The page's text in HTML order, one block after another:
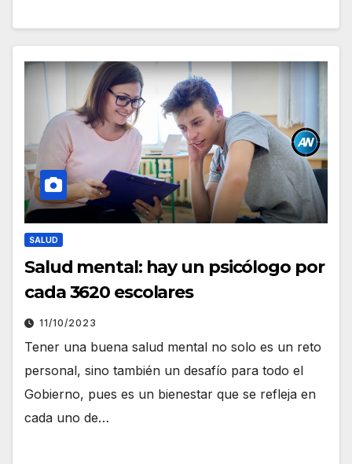
SALUD
Salud mental: hay un psicólogo por
cada 3620 escolares
11/10/2023
Tener una buena salud mental no solo es un reto
personal, sino también un desafío para todo el
Gobierno, pues es un bienestar que se refleja en
cada uno de…